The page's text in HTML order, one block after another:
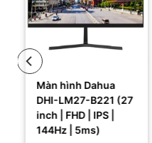
Màn hình Dahua
DHI-LM27-B221 (27
inch | FHD | IPS |
144Hz | 5ms)